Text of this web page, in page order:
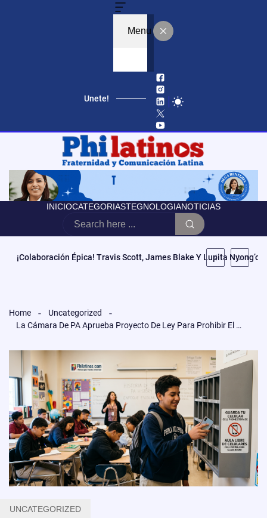
Menu
Unete!
INICIOCATEGORIASTEGNOLOGIANOTICIAS
Educación, Autonomía Y Poder Cívico: El Modelo De CCATE Que
Home
Uncategorized
La Cámara De PA Aprueba Proyecto De Ley Para Prohibir El Uso De Celulares En Las Escuelas Públicas.
UNCATEGORIZED